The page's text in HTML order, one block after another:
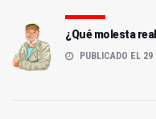
¿Qué molesta
PUBLICADO EL